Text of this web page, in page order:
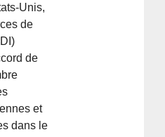
Unis,
de
de
et
dans le